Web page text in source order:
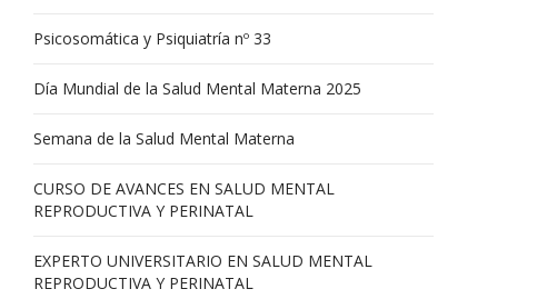
Psicosomática y Psiquiatría nº 33
Día Mundial de la Salud Mental Materna 2025
Semana de la Salud Mental Materna
CURSO DE AVANCES EN SALUD MENTAL
REPRODUCTIVA Y PERINATAL
EXPERTO UNIVERSITARIO EN SALUD MENTAL
REPRODUCTIVA Y PERINATAL